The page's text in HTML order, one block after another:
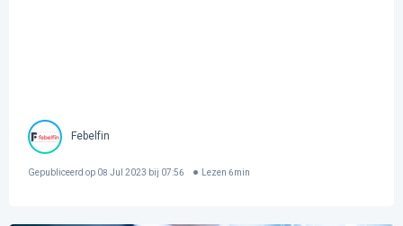
Febelfin
Gepubliceerd op 08 Jul 2023 bij 07:56 Lezen 6min